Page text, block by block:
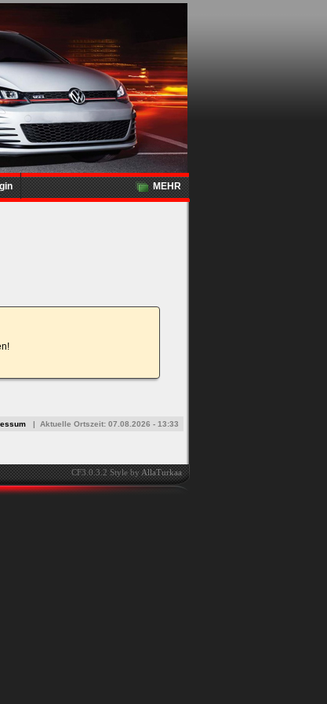
MEHR
| Aktuelle Ortszeit: 07.08.2026 - 13:33
CF3.0.3.2 Style byAllaTurkaa